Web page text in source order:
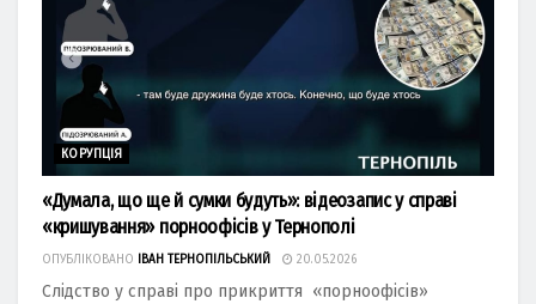
КОРУПЦІЯ
«Думала, що ще й сумки будуть»: відеозапис у справі
«кришування» порноофісів у Тернополі
ОПУБЛІКОВАНО ІВАН ТЕРНОПІЛЬСЬКИЙ 20.05.2026
Слідство у справі про прикриття «порноофісів»